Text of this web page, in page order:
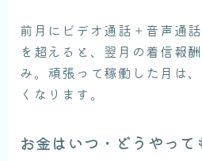
前月にビデオ通話＋音声通
を超えると、翌月の着信報
み。頑張って稼働した月は
くなります。
お金はいつ・どうやって